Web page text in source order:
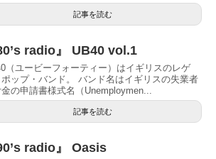
記事を読む
80’s radio』 UB40 vol.1
（ユービーフォーティー）はイギリスのレゲ
ポップ・バンド。 バンド名はイギリスの失業者
の申請書様式名（Unemploymen...
記事を読む
radio』 Oasis